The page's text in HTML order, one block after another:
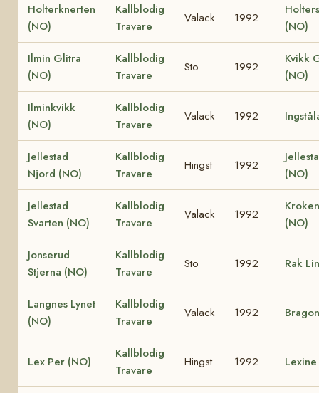
Holterknerten
(NO)
Kallblodig
Travare
Valack 1992
(NO)
Ilmin Glitra
(NO)
Kallblodig
Travare
Sto 1992
Kvikk
(NO)
Ilminkvikk
(NO)
Kallblodig
Travare
Valack 1992
Jellestad
Njord (NO)
Kallblodig
Travare
Hingst 1992
(NO)
Jellestad
Svarten (NO)
Kallblodig
Travare
Valack 1992
(NO)
Jonserud
Stjerna (NO)
Kallblodig
Travare
Sto 1992 Rak
Langnes Lynet
(NO)
Kallblodig
Travare
Valack 1992
Lex Per (NO)
Kallblodig
Travare
Hingst 1992